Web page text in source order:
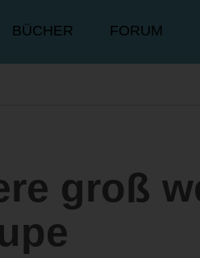
BÜCHER FORUM
groß